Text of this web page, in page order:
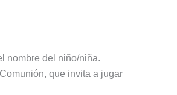
nombre del niño/niña.
que invita a jugar